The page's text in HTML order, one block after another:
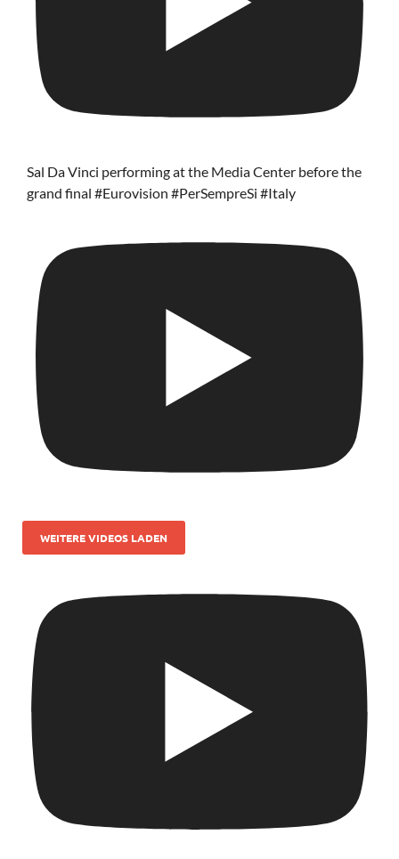
Sal Da Vinci performing at the Media Center before the
grand final #Eurovision #PerSempreSi #Italy
WEITERE VIDEOS LADEN